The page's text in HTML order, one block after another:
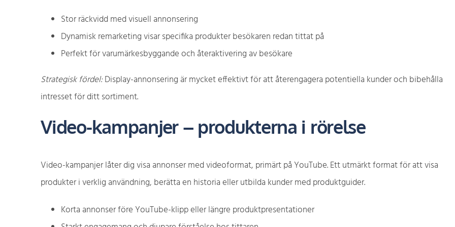
Stor räckvidd med visuell annonsering
Dynamisk remarketing visar specifika produkter besökaren redan tittat på
Perfekt för varumärkesbyggande och återaktivering av besökare
Strategisk fördel:Display-annonsering är mycket effektivt för att återengagera potentiella kunder och bibehålla
intresset för ditt sortiment.
Video-kampanjer – produkterna i rörelse
Video-kampanjer låter dig visa annonser med videoformat, primärt på YouTube. Ett utmärkt format för att visa
produkter i verklig användning, berätta en historia eller utbilda kunder med produktguider.
Korta annonser före YouTube-klipp eller längre produktpresentationer